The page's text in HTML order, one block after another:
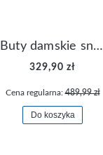
Buty damskie sneakersy Nike M2K Tekno AO3108-006
329,90 zł
Cena regularna:489,99 zł
Do koszyka